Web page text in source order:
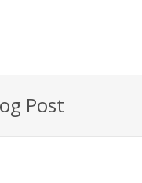
Post